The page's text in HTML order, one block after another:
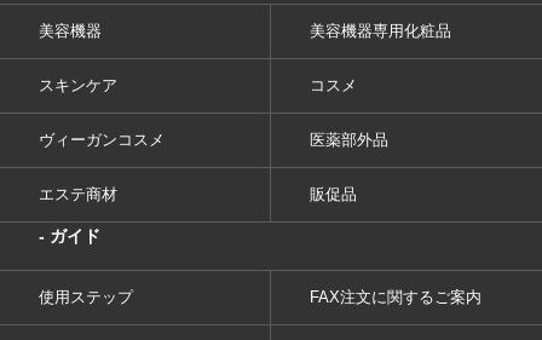
美容機器 美容機器専用化粧品
スキンケア コスメ
ヴィーガンコスメ 医薬部外品
エステ商材 販促品
- ガイド
使用ステップ FAX注文に関するご案内